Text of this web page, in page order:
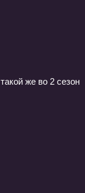
же во 2 сезон